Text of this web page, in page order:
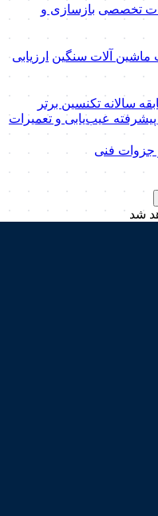
تخصصی بازسازی و
ماشین آلات سنگین ارزیابی
سالانه تکنسین برتر
عیب‌یابی و تعمیرات
جزوات فنی
شد